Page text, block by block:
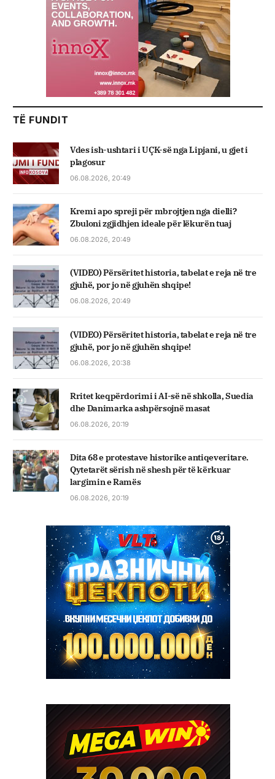
TË FUNDIT
Vdes ish-ushtari i UÇK-së nga Lipjani, u gjet i
plagosur
06.08.2026, 20:49
Kremi apo spreji për mbrojtjen nga dielli?
Zbuloni zgjidhjen ideale për lëkurën tuaj
06.08.2026, 20:49
(VIDEO) Përsëritet historia, tabelat e reja në tre
gjuhë, por jo në gjuhën shqipe!
06.08.2026, 20:49
(VIDEO) Përsëritet historia, tabelat e reja në tre
gjuhë, por jo në gjuhën shqipe!
06.08.2026, 20:38
Rritet keqpërdorimi i AI-së në shkolla, Suedia
dhe Danimarka ashpërsojnë masat
06.08.2026, 20:19
Dita 68 e protestave historike antiqeveritare.
Qytetarët sërish në shesh për të kërkuar
largimin e Ramës
06.08.2026, 20:19